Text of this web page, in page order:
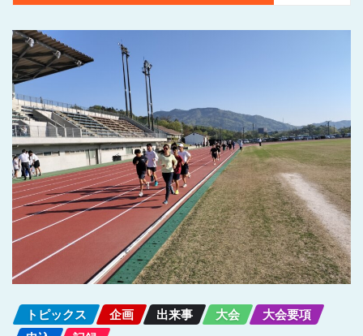
トピックス 企画 出来事 大会
大会要項